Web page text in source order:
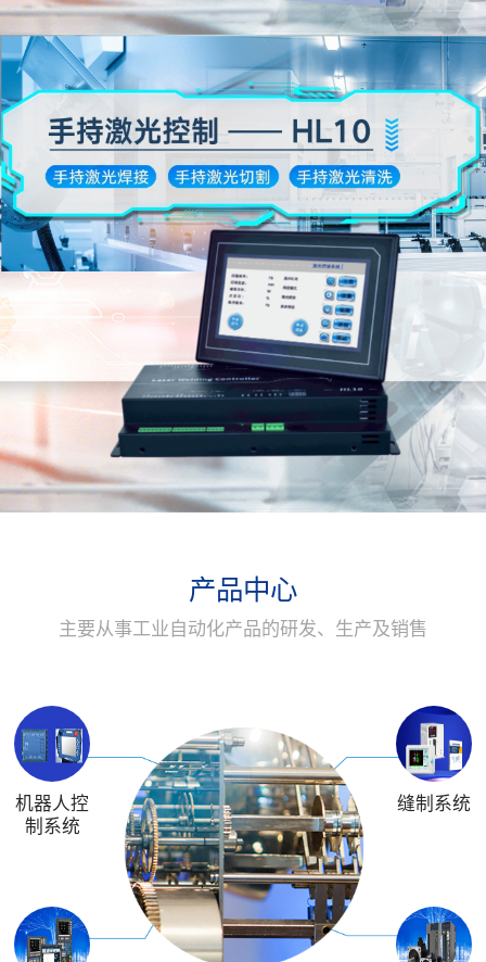
产品中心
主要从事工业自动化产品的研发、生产及销售
机器人控
制系统
缝制系统